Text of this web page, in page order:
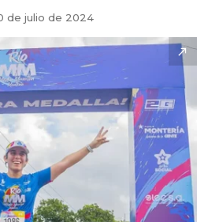
de julio de 2024